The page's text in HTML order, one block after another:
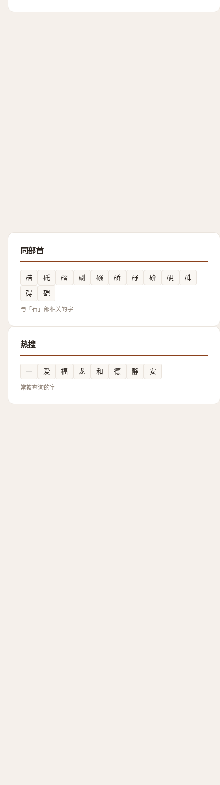
同部首
硈 矺 磖 䃗 䃨 硚 䂛 砎 硯
硃
碍
硙
与「石」部相关的字
热搜
一 爱 福 龙 和 德 静 安
常被查询的字